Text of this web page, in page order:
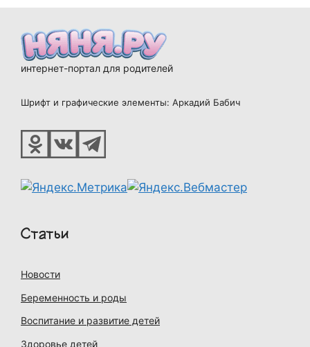
интернет-портал для родителей
Шрифт и графические элементы: Аркадий Бабич
Статьи
Новости
Беременность и роды
Воспитание и развитие детей
Здоровье детей